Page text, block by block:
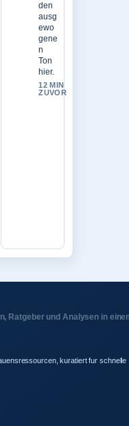
den
ausg
ewo
gene
n
Ton
hier.
12 MIN
ZUVOR
Ratgeber und Analysen in
kuratiert fur schnelle